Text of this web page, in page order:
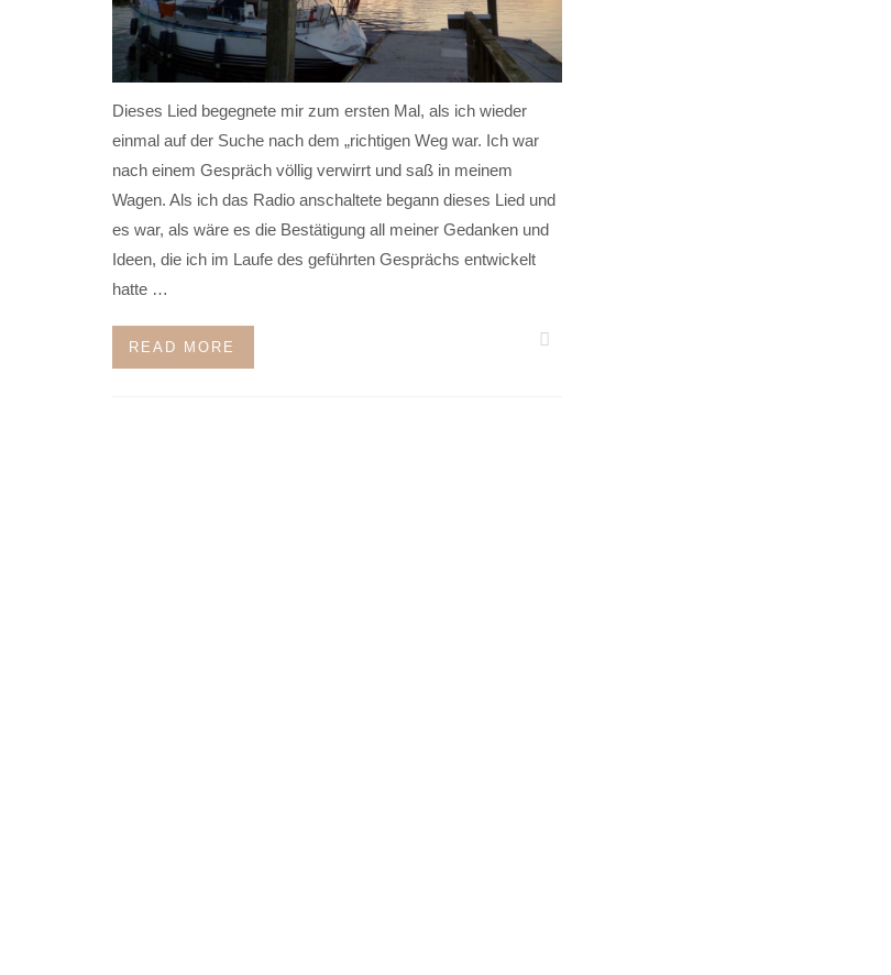
Dieses Lied begegnete mir zum ersten Mal, als ich wieder
einmal auf der Suche nach dem „richtigen Weg war. Ich war
nach einem Gespräch völlig verwirrt und saß in meinem
Wagen. Als ich das Radio anschaltete begann dieses Lied und
es war, als wäre es die Bestätigung all meiner Gedanken und
Ideen, die ich im Laufe des geführten Gesprächs entwickelt
hatte …
READ MORE